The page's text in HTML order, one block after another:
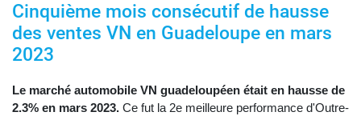
Cinquième mois consécutif de hausse
des ventes VN en Guadeloupe en mars
2023
Le marché automobile VN guadeloupéen était en hausse de
2.3% en mars 2023. Ce fut la 2e meilleure performance d'Outre-